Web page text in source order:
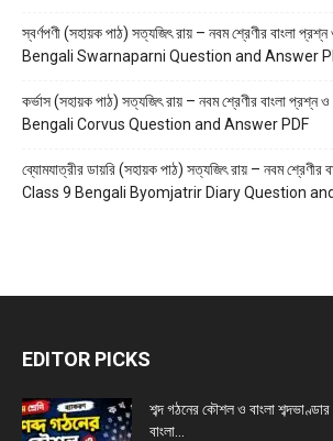
স্বর্ণপণী (সহায়ক পাঠ) সত্যজিৎ রায় – নবম শ্রেণীর বাংলা
Bengali Swarnaparni Question and Answer
কর্ভাস (সহায়ক পাঠ) সত্যজিৎ রায় – নবম শ্রেণীর বাংলা
Bengali Corvus Question and Answer PDF
ব্যোমযাত্রীর ডায়রি (সহায়ক পাঠ) সত্যজিৎ রায় – নবম
Class 9 Bengali Byomjatrir Diary Question
EDITOR PICKS
শব্দ গঠনের কৌশল ও বাংলা
বাংলা...